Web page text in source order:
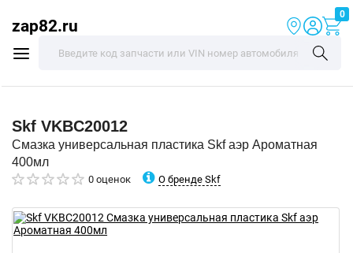
zap82.ru
0
Skf VKBC20012
Смазка универсальная пластика Skf аэр Ароматная
400мл
0 оценок О бренде Skf